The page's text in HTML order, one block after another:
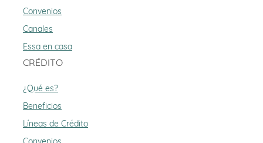
Convenios
Canales
Essa en casa
CRÉDITO
¿Qué es?
Beneficios
Líneas de Crédito